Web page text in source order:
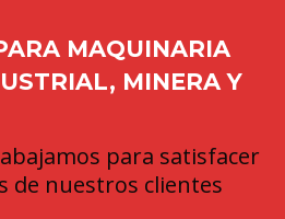
MAQUINARIA
MINERA Y
para satisfacer
de nuestros clientes